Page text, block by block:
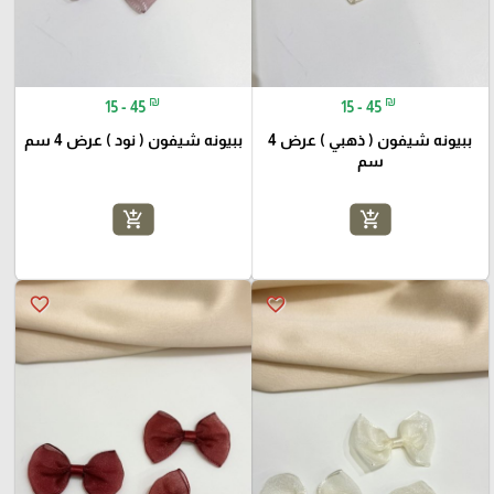
15 - 45 ₪
ببيونه شيفون ( ذهبي ) عرض 4
سم
add_shopping_cart
15 - 45 ₪
ببيونه شيفون ( نود ) عرض 4 سم
add_shopping_cart
favorite_border
favorite_border